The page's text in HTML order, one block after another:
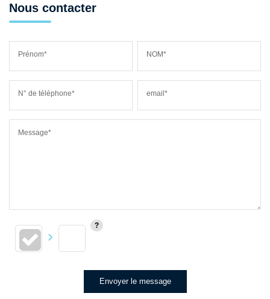
Nous contacter
Prénom* NOM*
N° de téléphone* email*
Message*
Envoyer le message